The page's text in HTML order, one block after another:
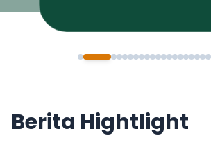
Berita Hightlight